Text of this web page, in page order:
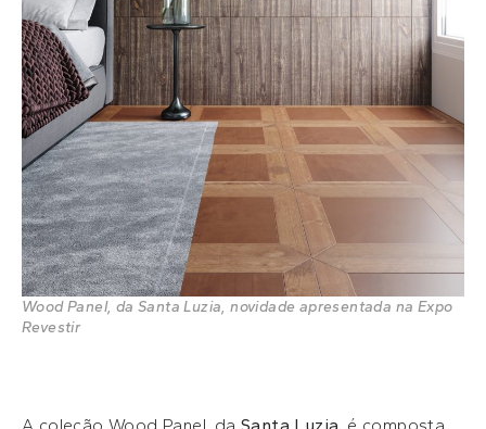
Wood Panel, da Santa Luzia, novidade apresentada na Expo
Revestir
A coleção Wood Panel, da Santa Luzia , é composta